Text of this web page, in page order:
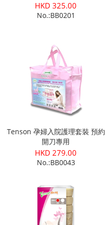
HKD 325.00
No.:BB0201
Tenson 孕婦入院護理套裝 預約
開刀專用
HKD 279.00
No.:BB0043